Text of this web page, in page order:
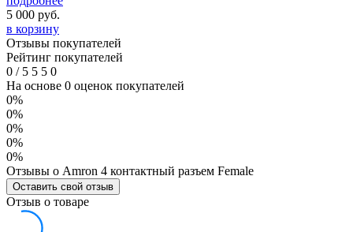
5 000 руб.
в корзину
Отзывы покупателей
Рейтинг покупателей
0 /5 5 5 0
На основе 0 оценок покупателей
0%
0%
0%
0%
0%
Отзывы о Amron 4 контактный разъем Female
Оставить свой отзыв
Отзыв о товаре